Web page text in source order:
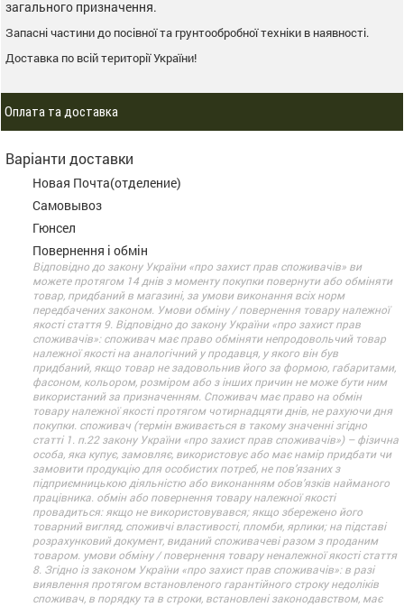
загального призначення.
Запасні частини до посівної та грунтообробної техніки в наявності.
Доставка по всій території України!
Оплата та доставка
Варіанти доставки
Новая Почта(отделение)
Самовывоз
Гюнсел
Повернення і обмін
Відповідно до закону України «про захист прав споживачів» ви
можете протягом 14 днів з моменту покупки повернути або обміняти
товар, придбаний в магазині, за умови виконання всіх норм
передбачених законом. Умови обміну / повернення товару належної
якості стаття 9. Відповідно до закону України «про захист прав
споживачів»: споживач має право обміняти непродовольчий товар
належної якості на аналогічний у продавця, у якого він був
придбаний, якщо товар не задовольнив його за формою, габаритами,
фасоном, кольором, розміром або з інших причин не може бути ним
використаний за призначенням. Споживач має право на обмін
товару належної якості протягом чотирнадцяти днів, не рахуючи дня
покупки. споживач (термін вживається в такому значенні згідно
статті 1. п.22 закону України «про захист прав споживачів») – фізична
особа, яка купує, замовляє, використовує або має намір придбати чи
замовити продукцію для особистих потреб, не пов’язаних з
підприємницькою діяльністю або виконанням обов’язків найманого
працівника. обмін або повернення товару належної якості
провадиться: якщо не використовувався; якщо збережено його
товарний вигляд, споживчі властивості, пломби, ярлики; на підставі
розрахунковий документ, виданий споживачеві разом з проданим
товаром. умови обміну / повернення товару неналежної якості стаття
8. Згідно із законом України «про захист прав споживачів»: в разі
виявлення протягом встановленого гарантійного строку недоліків
споживач, в порядку та в строки, встановлені законодавством, має